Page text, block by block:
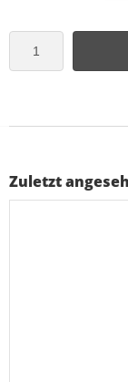
Zuletzt